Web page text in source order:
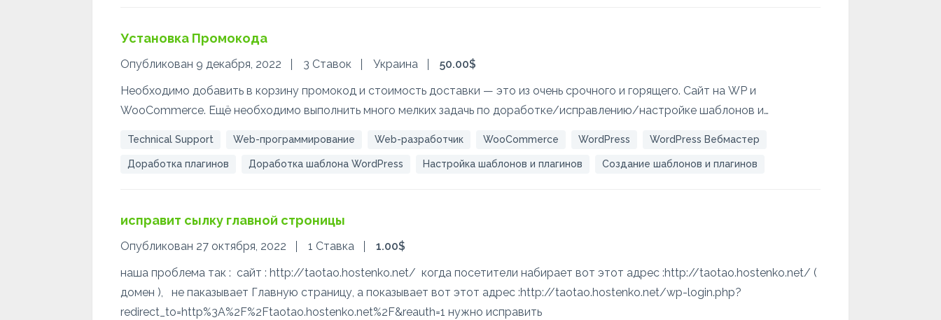
Установка Промокода
Опубликован 9 декабря, 2022 3 Ставок Украина
50.00$
Необходимо добавить в корзину промокод и стоимость доставки — это из очень срочного и горящего. Сайт на WP и
WooCommerce. Ещё необходимо выполнить много мелких задачь по доработке/исправлению/настройке шаблонов и…
Technical Support Web-программирование Web-разработчик WooCommerce WordPress WordPress Вебмастер
Доработка плагинов Доработка шаблона WordPress Настройка шаблонов и плагинов Создание шаблонов и плагинов
исправит сылку главной строницы
Опубликован 27 октября, 2022 1 Ставка
1.00$
наша проблема так : сайт : http://taotao.hostenko.net/ когда посетители набирает вот этот адрес :http://taotao.hostenko.net/ (
домен ), не паказывает Главную страницу, а показывает вот этот адрес :http://taotao.hostenko.net/wp-login.php?
redirect_to=http%3A%2F%2Ftaotao.hostenko.net%2F&reauth=1 нужно исправить